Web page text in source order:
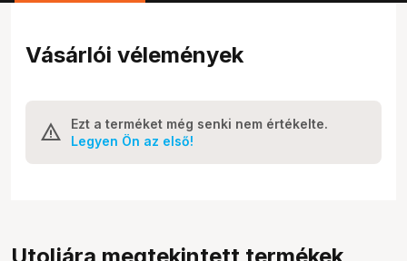
Vásárlói vélemények
Ezt a terméket még senki nem értékelte.
Legyen Ön az első!
Utoljára megtekintett termékek